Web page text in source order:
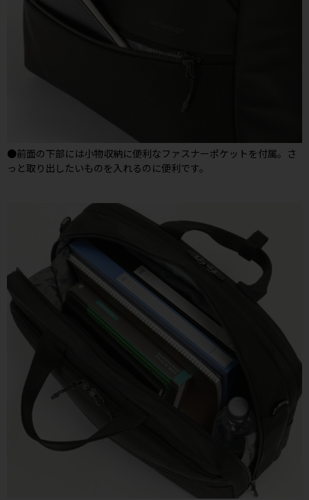
●前面の下部には小物収納に便利なファスナーポケットを付属。さ
っと取り出したいものを入れるのに便利です。